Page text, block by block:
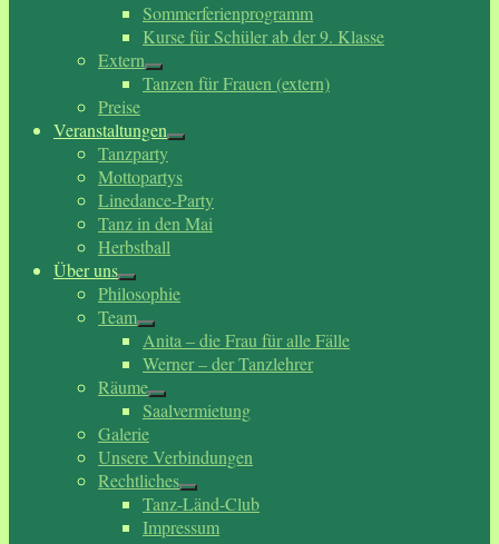
Sommerferienprogramm
Kurse für Schüler ab der 9. Klasse
Extern
Tanzen für Frauen (extern)
Preise
Veranstaltungen
Tanzparty
Mottopartys
Linedance-Party
Tanz in den Mai
Herbstball
Über uns
Philosophie
Team
Anita – die Frau für alle Fälle
Werner – der Tanzlehrer
Räume
Saalvermietung
Galerie
Unsere Verbindungen
Rechtliches
Tanz-Länd-Club
Impressum